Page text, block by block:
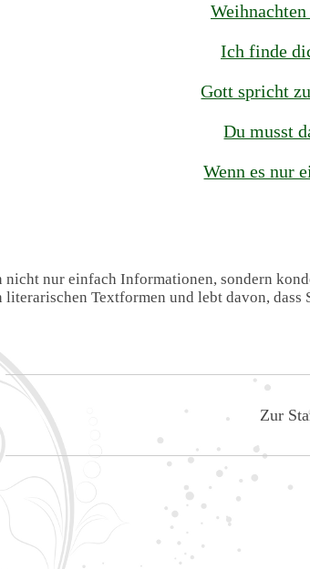
Ich finde
Gott spricht
Du musst
Wenn es nur
nur einfach Informationen, sondern
literarischen Textformen und lebt davon,
Zur